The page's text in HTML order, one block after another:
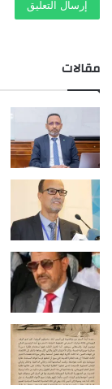
مقالات